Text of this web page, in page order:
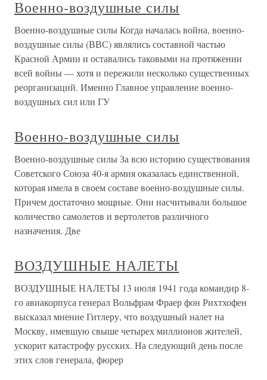
Военно-воздушные силы
Военно-воздушные силы Когда началась война, военно-
воздушные силы (ВВС) являлись составной частью
Красной Армии и оставались таковыми на протяжении
всей войны — хотя и пережили несколько существенных
реорганизаций. Именно Главное управление военно-
воздушных сил или ГУ
Военно-воздушные силы
Военно-воздушные силы За всю историю существования
Советского Союза 40-я армия оказалась единственной,
которая имела в своем составе военно-воздушные силы.
Причем достаточно мощные. Они насчитывали большое
количество самолетов и вертолетов различного
назначения. Две
ВОЗДУШНЫЕ НАЛЕТЫ
ВОЗДУШНЫЕ НАЛЕТЫ 13 июля 1941 года командир 8-
го авиакорпуса генерал Вольфрам Фраер фон Рихтхофен
высказал мнение Гитлеру, что воздушный налет на
Москву, имевшую свыше четырех миллионов жителей,
ускорит катастрофу русских. На следующий день после
этих слов генерала, фюрер